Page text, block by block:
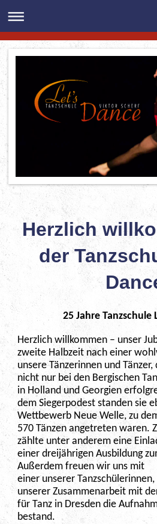
Herzlich
der
25 Jahre Tanzschule
Herzlich willkommen – unser
zweite Halbzeit nach einer
unsere Tänzerinnen und
nicht nur bei den Bergischen
in Holland und Georgien
dem Siegerpodest standen sie
Wettbewerb Neue Welle, zu
570 Tänzen angetreten waren.
zählte unter anderem eine
einer dreijährigen Ausbildung
Außerdem freuen wir uns mit
einer unserer
unserer Zusammenarbeit mit
für Tanz in Dresden die
bestand.